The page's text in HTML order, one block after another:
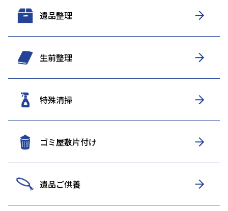
遺品整理
生前整理
特殊清掃
ゴミ屋敷片付け
遺品ご供養